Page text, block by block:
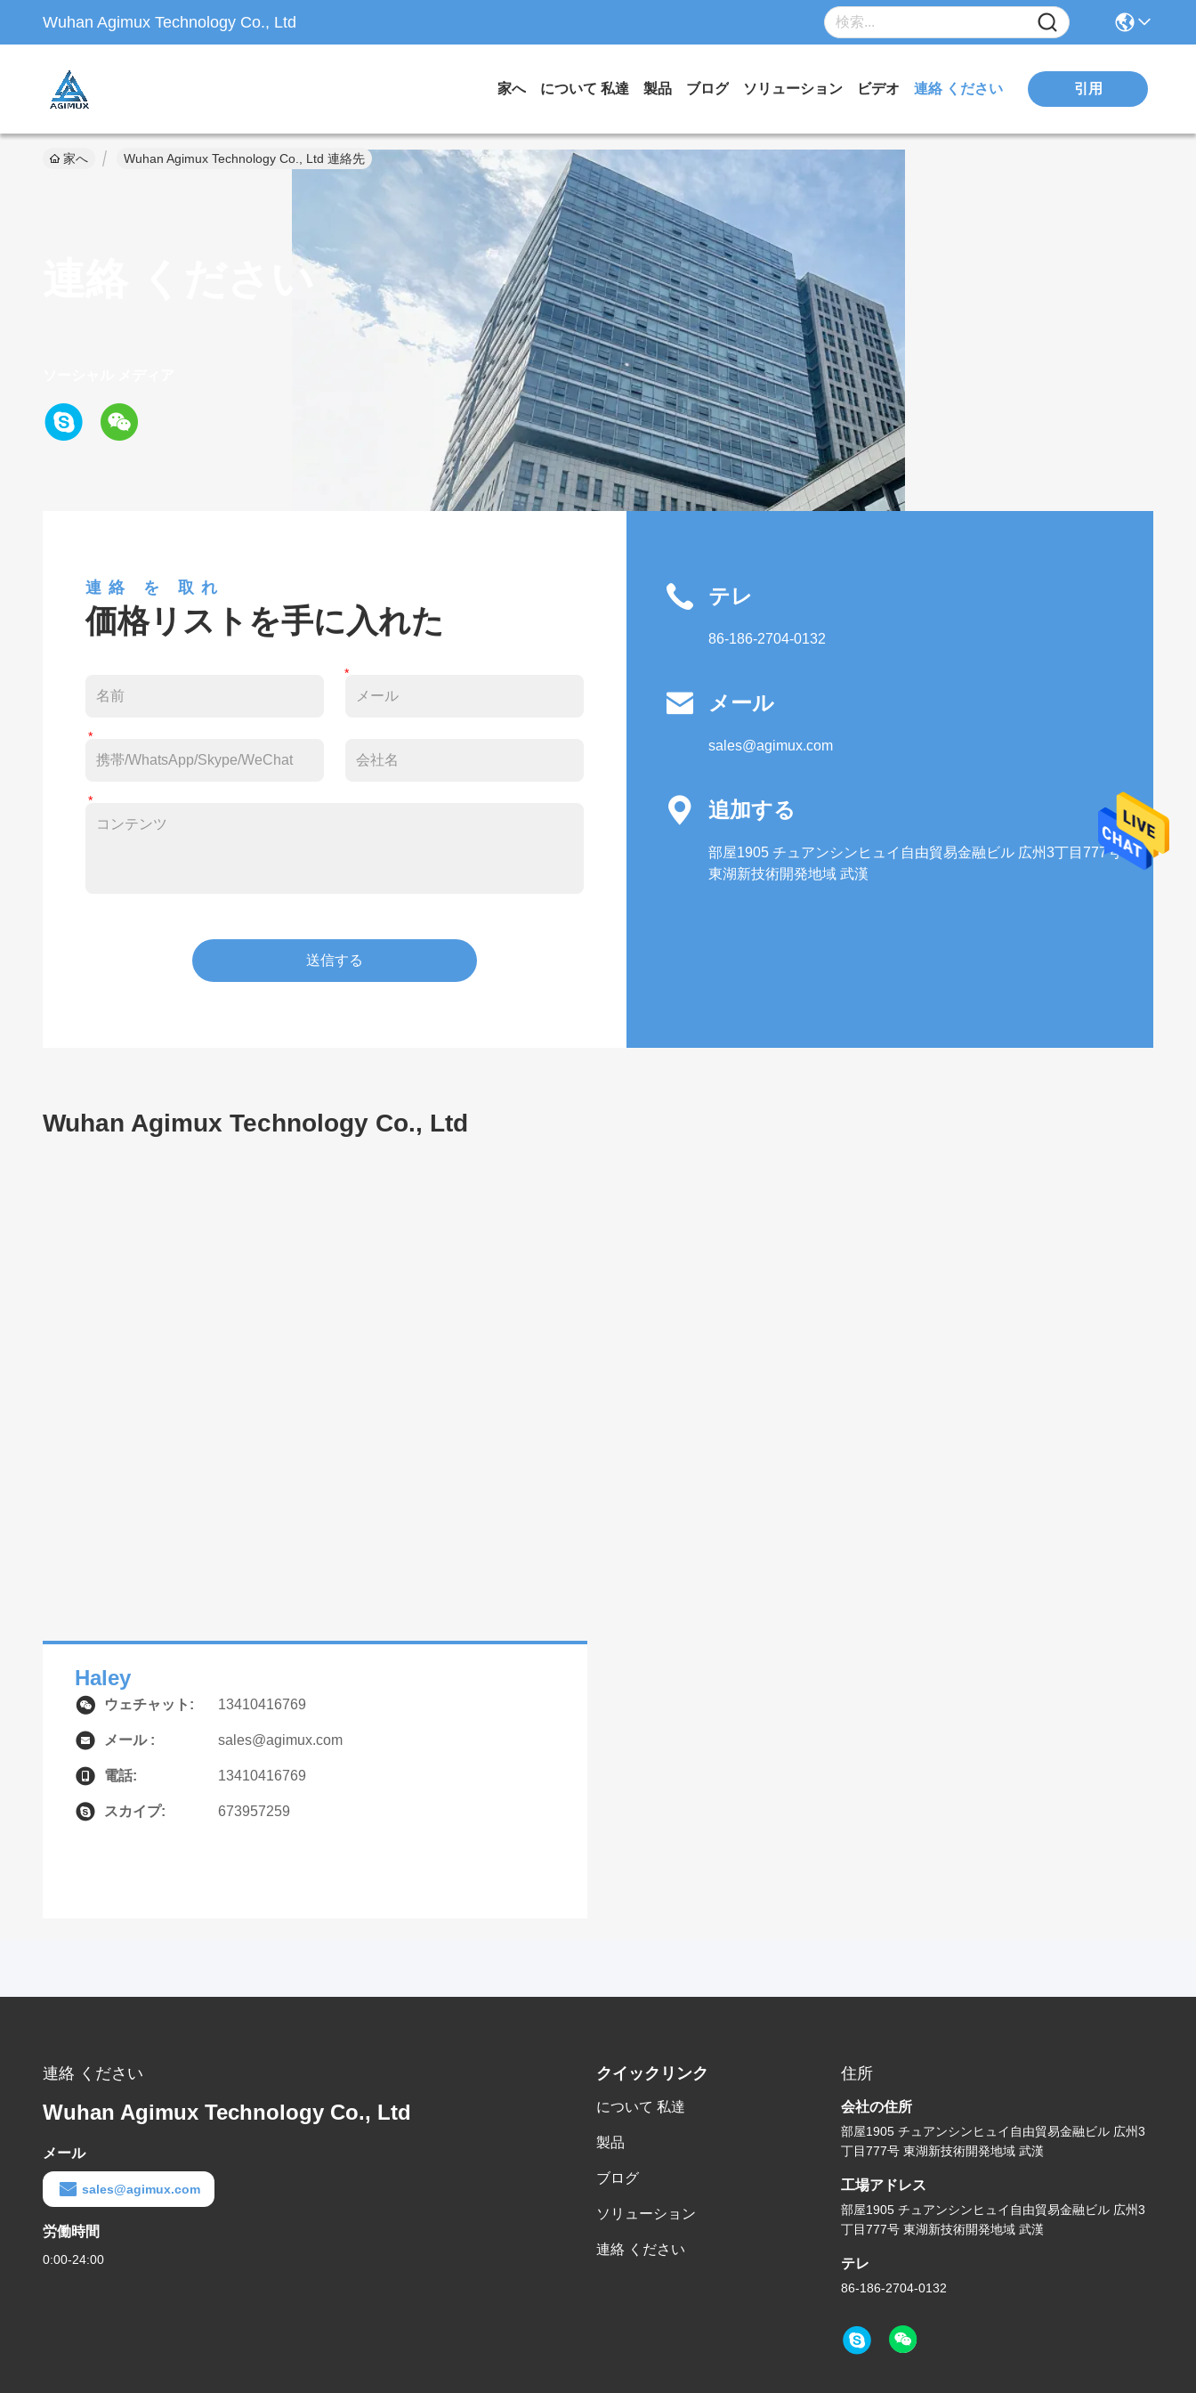
Wuhan Agimux Technology Co., Ltd
家へ について 私達 製品 ブログ ソリューション ビデオ 連絡 ください 引用
家へ Wuhan Agimux Technology Co., Ltd 連絡先
連絡 ください
連絡 を 取れ
価格リストを手に入れた
送信する
テレ
86-186-2704-0132
 メール
sales@agimux.com
 追加する
部屋1905 チュアンシンヒュイ自由貿易金融ビル 広州3丁目777号
東湖新技術開発地域 武漢
Wuhan Agimux Technology Co., Ltd
Haley
ウェチャット: 13410416769
メール : sales@agimux.com
電話: 13410416769
スカイプ: 673957259
連絡 ください
Wuhan Agimux Technology Co., Ltd
メール
sales@agimux.com
労働時間
0:00-24:00
クイックリンク
について 私達
製品
ブログ
ソリューション
連絡 ください
住所
会社の住所
部屋1905 チュアンシンヒュイ自由貿易金融ビル 広州3
丁目777号 東湖新技術開発地域 武漢
工場アドレス
部屋1905 チュアンシンヒュイ自由貿易金融ビル 広州3
丁目777号 東湖新技術開発地域 武漢
テレ
86-186-2704-0132